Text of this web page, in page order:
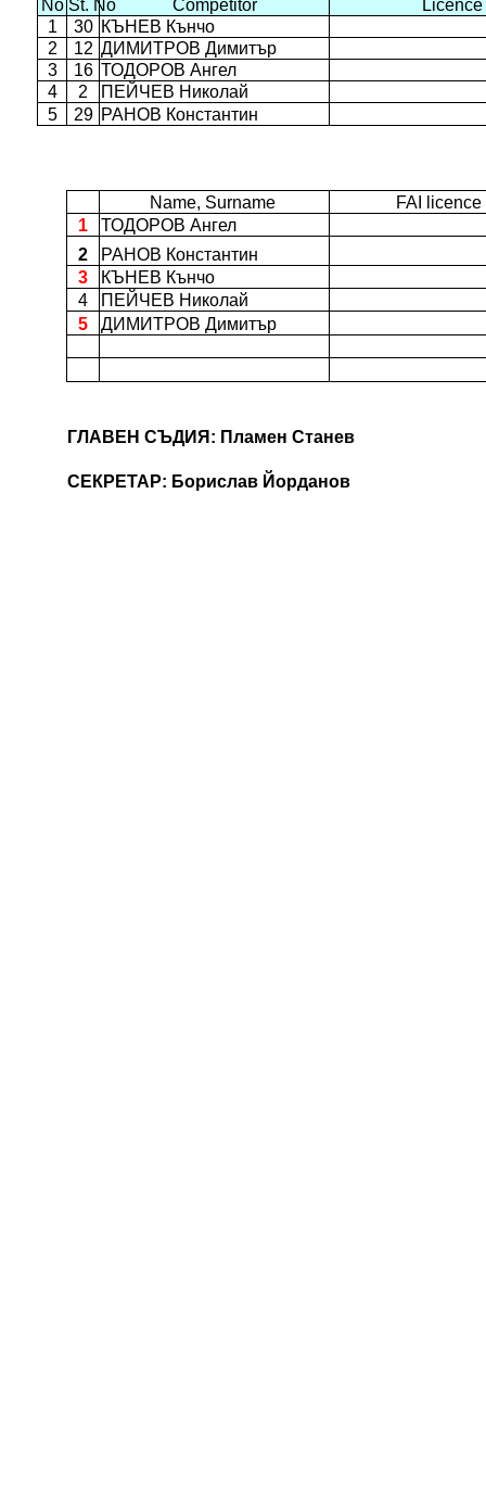
No St. No Competitor
Licence
1
30 КЪНЕВ Кънчо
2
12 ДИМИТРОВ Димитър
3
16 ТОДОРОВ Ангел
4
2
ПЕЙЧЕВ Николай
5
29 РАНОВ Константин
Name, Surname
FAI licence
1
ТОДОРОВ Ангел
2
РАНОВ Константин
3
КЪНЕВ Кънчо
4
ПЕЙЧЕВ Николай
5
ДИМИТРОВ Димитър
ГЛАВЕН СЪДИЯ: Пламен Станев
СЕКРЕТАР: Борислав Йорданов